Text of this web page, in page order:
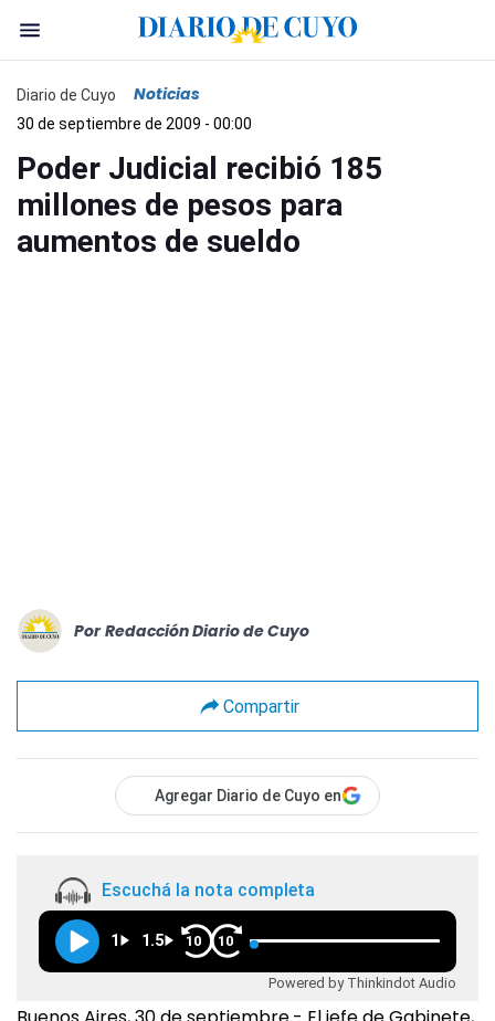
Diario de Cuyo Noticias
30 de septiembre de 2009 - 00:00
Poder Judicial recibió 185
millones de pesos para
aumentos de sueldo
Por Redacción Diario de Cuyo
Compartir
Agregar Diario de Cuyo en
Escuchá la nota completa
1 1.5 10 10
Powered by Thinkindot Audio